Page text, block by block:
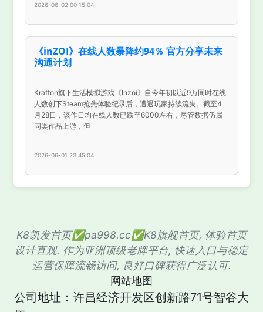
2026-06-02 00:15:04
《inZOI》在线人数暴降约94％ 官方分享未来
沟通计划
Krafton旗下生活模拟游戏《Inzoi》自今年初以近9万同时在线
人数创下Steam抢先体验纪录后，遭遇玩家持续流失。截至4
月28日，该作日均在线人数已跌至6000左右，尽管数据仍属
同类作品上游，但
2026-06-01 23:45:04
K8凯发首页✅pa998.cc✅K8旗舰首页, 体验首页
设计直观. 作为亚洲顶级老牌平台, 快速入口与稳定
运营保障流畅访问, 良好口碑获得广泛认可.
网站地图
公司地址：许昌经济开发区创新路71号智谷大